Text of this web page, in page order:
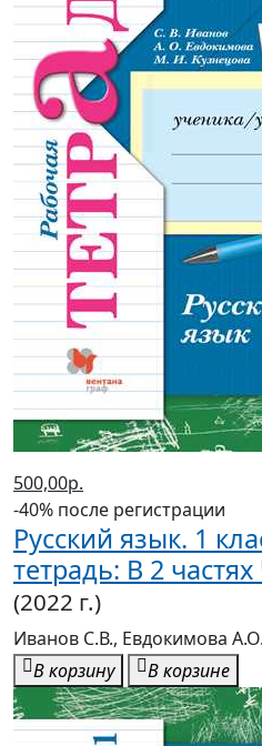
500,00р.
-40% после регистрации
Русский язык. 1
тетрадь: В 2
(2022 г.)
Иванов С.В., Евдокимова
В корзину
В корзине